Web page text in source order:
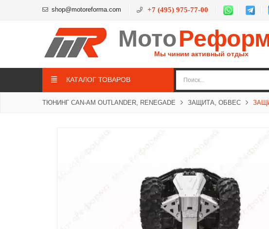
shop@motoreforma.com +7 (495) 975-77-00
Мото
Мы чиним активный отдых
КАТАЛОГ ТОВАРОВ
ТЮНИНГ CAN-AM OUTLANDER, RENEGADE ЗАЩИТА, ОБВЕС